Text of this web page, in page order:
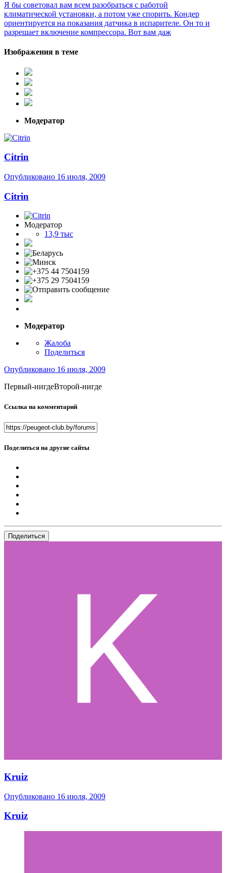
Я бы советовал вам всем разобраться с работой
климатической установки, а потом уже спорить. Кондер
ориентируется на показания датчика в испарителе. Он то и
разрешает включение компрессора. Вот вам даж
Изображения в теме
Модератор
Citrin
Опубликовано 16 июля, 2009
Citrin
Модератор
13,9 тыс
Модератор
Жалоба
Поделиться
Опубликовано 16 июля, 2009
Первый-нигдеВторой-нигде
Ссылка на комментарий
Поделиться на другие сайты
Поделиться
Kruiz
Опубликовано 16 июля, 2009
Kruiz